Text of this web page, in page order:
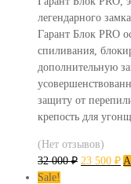
легендарного
Гарант Блок PRO
спиливания,
дополнительную
защиту от
крепость для
(Нет отзывов)
32 000₽ 23 500 ₽
Sale!